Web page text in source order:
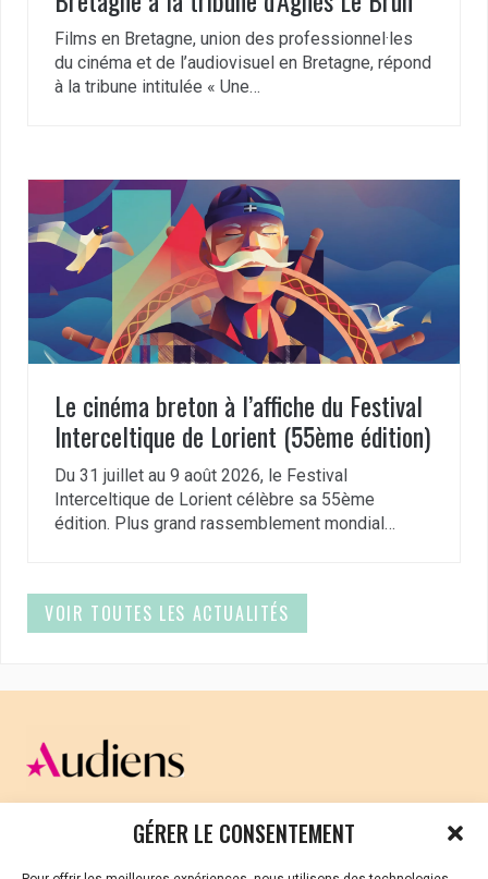
GÉRER LE CONSENTEMENT
Films en Bretagne, union des professionnel·les
du cinéma et de l’audiovisuel en Bretagne, répond
à la tribune intitulée « Une…
Le cinéma breton à l’affiche du Festival
Interceltique de Lorient (55ème édition)
Du 31 juillet au 9 août 2026, le Festival
Interceltique de Lorient célèbre sa 55ème
édition. Plus grand rassemblement mondial…
VOIR TOUTES LES ACTUALITÉS
CELLULE D’ÉCOUTE ET DE SOUTIEN PSYCHOLOGIQUE ET